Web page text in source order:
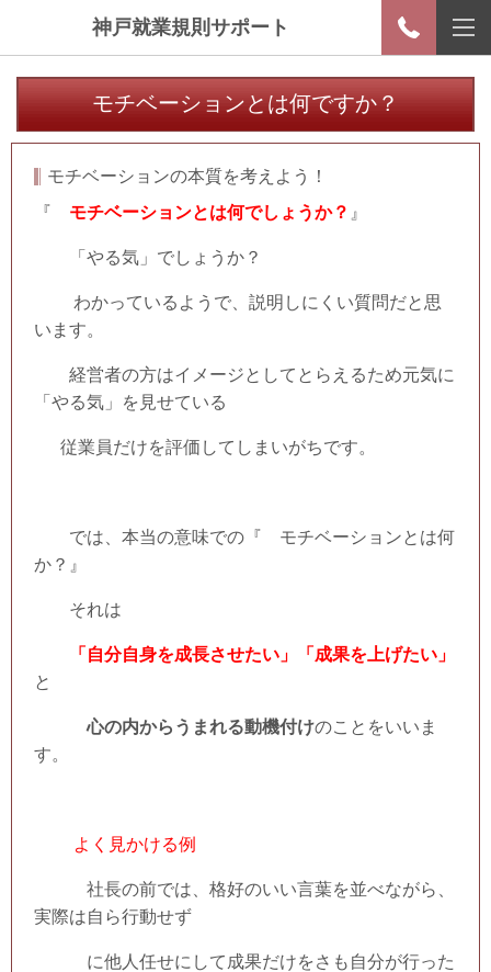
神戸就業規則サポート
モチベーションとは何ですか？
モチベーションの本質を考えよう！
『 モチベーションとは何でしょうか？ 』
「やる気」でしょうか？
わかっているようで、説明しにくい質問だと思
います。
経営者の方はイメージとしてとらえるため元気に
「やる気」を見せている
従業員だけを評価してしまいがちです。
では、本当の意味での『 モチベーションとは何
か？』
それは
「自分自身を成長させたい」「成果を上げたい」
と
心の内からうまれる動機付けのことをいいま
す。
よく見かける例
社長の前では、格好のいい言葉を並べながら、
実際は自ら行動せず
に他人任せにして成果だけをさも自分が行った